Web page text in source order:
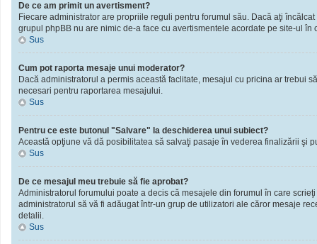
De ce am primit un avertisment?
Fiecare administrator are propriile reguli pentru forumul său. Dacă aţi
grupul phpBB nu are nimic de-a face cu avertismentele acordate pe site-ul
Sus
Cum pot raporta mesaje unui moderator?
Dacă administratorul a permis această faclitate, mesajul cu pricina ar trebui
necesari pentru raportarea mesajului.
Sus
Pentru ce este butonul "Salvare" la deschiderea unui subiect?
Această opţiune vă dă posibilitatea să salvaţi pasaje în vederea finalizării şi
Sus
De ce mesajul meu trebuie să fie aprobat?
Administratorul forumului poate a decis că mesajele din forumul în care
administratorul să vă fi adăugat într-un grup de utilizatori ale căror mesaje
detalii.
Sus